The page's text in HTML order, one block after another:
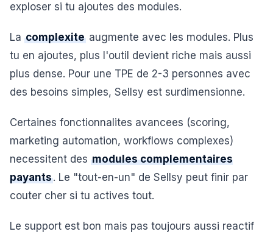
exploser si tu ajoutes des modules.
La complexite augmente avec les modules. Plus
tu en ajoutes, plus l'outil devient riche mais aussi
plus dense. Pour une TPE de 2-3 personnes avec
des besoins simples, Sellsy est surdimensionne.
Certaines fonctionnalites avancees (scoring,
marketing automation, workflows complexes)
necessitent des modules complementaires
payants. Le "tout-en-un" de Sellsy peut finir par
couter cher si tu actives tout.
Le support est bon mais pas toujours aussi reactif